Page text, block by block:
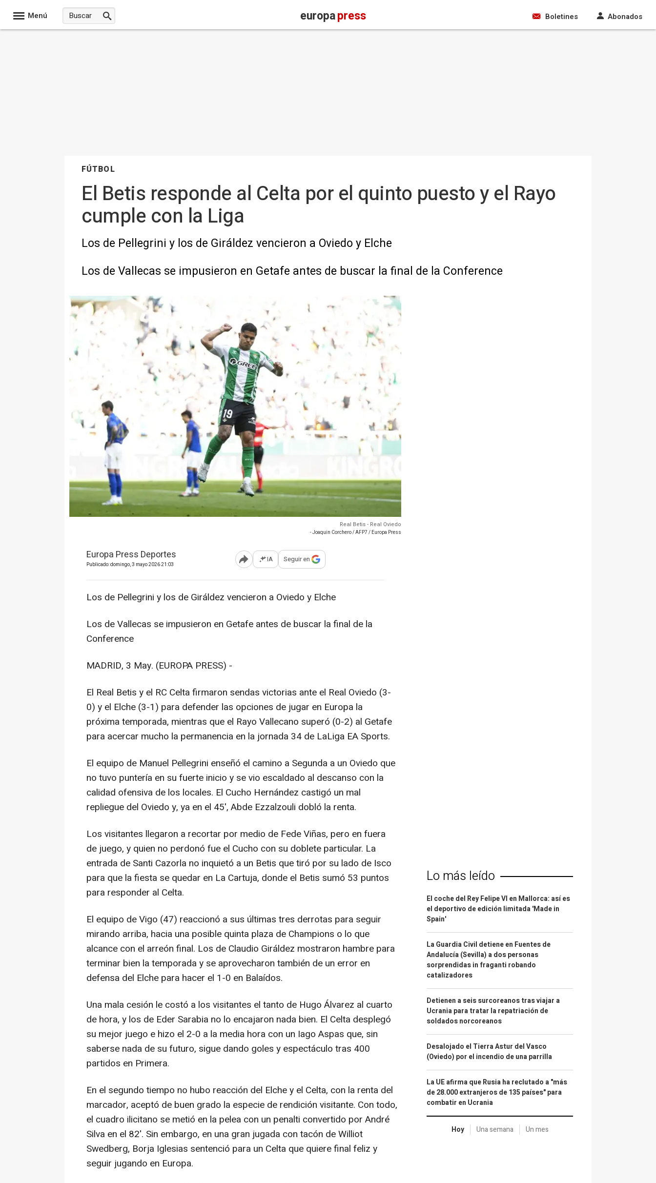
Menú europapress Boletines Abonados
FÚTBOL
El Betis responde al Celta por el quinto puesto y el Rayo
cumple con la Liga
Los de Pellegrini y los de Giráldez vencieron a Oviedo y Elche
Los de Vallecas se impusieron en Getafe antes de buscar la final de la Conference
Real Betis - Real Oviedo
- Joaquin Corchero / AFP7 / Europa Press
Europa Press Deportes
Publicado: domingo, 3 mayo 2026 21:03 Abrir opciones para compartir
IA Seguir en
Los de Pellegrini y los de Giráldez vencieron a Oviedo y Elche
Los de Vallecas se impusieron en Getafe antes de buscar la final de la
Conference
MADRID, 3 May. (EUROPA PRESS) -
El Real Betis y el RC Celta firmaron sendas victorias ante el Real Oviedo (3-
0) y el Elche (3-1) para defender las opciones de jugar en Europa la
próxima temporada, mientras que el Rayo Vallecano superó (0-2) al Getafe
para acercar mucho la permanencia en la jornada 34 de LaLiga EA Sports.
El equipo de Manuel Pellegrini enseñó el camino a Segunda a un Oviedo que
no tuvo puntería en su fuerte inicio y se vio escaldado al descanso con la
calidad ofensiva de los locales. El Cucho Hernández castigó un mal
repliegue del Oviedo y, ya en el 45', Abde Ezzalzouli dobló la renta.
Los visitantes llegaron a recortar por medio de Fede Viñas, pero en fuera
de juego, y quien no perdonó fue el Cucho con su doblete particular. La
entrada de Santi Cazorla no inquietó a un Betis que tiró por su lado de Isco
para que la fiesta se quedar en La Cartuja, donde el Betis sumó 53 puntos
para responder al Celta.
El equipo de Vigo (47) reaccionó a sus últimas tres derrotas para seguir
mirando arriba, hacia una posible quinta plaza de Champions o lo que
alcance con el arreón final. Los de Claudio Giráldez mostraron hambre para
terminar bien la temporada y se aprovecharon también de un error en
defensa del Elche para hacer el 1-0 en Balaídos.
Una mala cesión le costó a los visitantes el tanto de Hugo Álvarez al cuarto
de hora, y los de Eder Sarabia no lo encajaron nada bien. El Celta desplegó
su mejor juego e hizo el 2-0 a la media hora con un Iago Aspas que, sin
saberse nada de su futuro, sigue dando goles y espectáculo tras 400
partidos en Primera.
En el segundo tiempo no hubo reacción del Elche y el Celta, con la renta del
marcador, aceptó de buen grado la especie de rendición visitante. Con todo,
el cuadro ilicitano se metió en la pelea con un penalti convertido por André
Silva en el 82'. Sin embargo, en una gran jugada con tacón de Williot
Swedberg, Borja Iglesias sentenció para un Celta que quiere final feliz y
seguir jugando en Europa.
Lo más leído
El coche del Rey Felipe VI en Mallorca: así es
el deportivo de edición limitada 'Made in
Spain'
La Guardia Civil detiene en Fuentes de
Andalucía (Sevilla) a dos personas
sorprendidas in fraganti robando
catalizadores
Detienen a seis surcoreanos tras viajar a
Ucrania para tratar la repatriación de
soldados norcoreanos
Desalojado el Tierra Astur del Vasco
(Oviedo) por el incendio de una parrilla
La UE afirma que Rusia ha reclutado a "más
de 28.000 extranjeros de 135 países" para
combatir en Ucrania
Hoy Una semana Un mes